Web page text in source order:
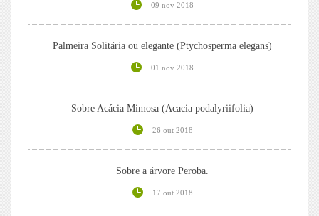
09 nov 2018
Palmeira Solitária ou elegante (Ptychosperma elegans)
01 nov 2018
Sobre Acácia Mimosa (Acacia podalyriifolia)
26 out 2018
Sobre a árvore Peroba.
17 out 2018